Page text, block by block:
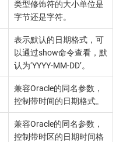
类型修饰符的大小单位是
字节还是字符。
表示默认的日期格式，可
以通过show命令查看，默
认为‘YYYY-MM-DD’。
兼容Oracle的同名参数，
控制带时间的日期格式。
兼容Oracle的同名参数，
控制带时区的日期时间格